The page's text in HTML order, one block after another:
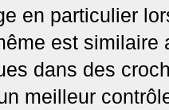
en particulier
est similaire
dans des
meilleur